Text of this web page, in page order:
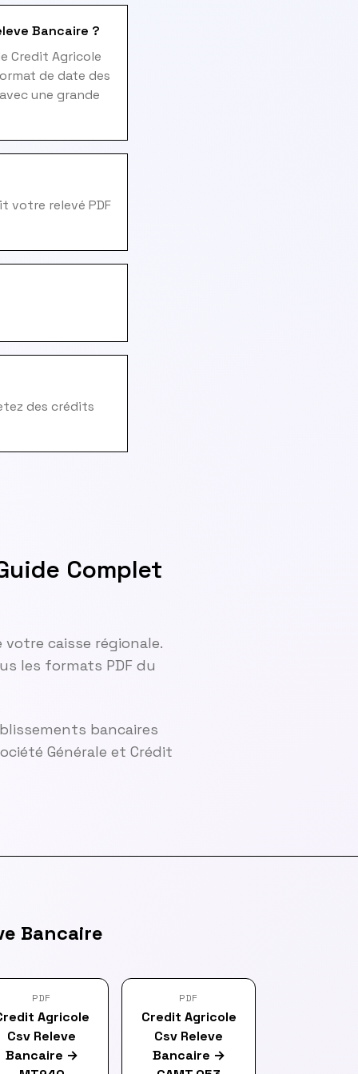
Bancaire ?
Credit Agricole
de date des
une grande
votre relevé PDF
des crédits
Complet
caisse régionale.
les formats PDF du
bancaires
Générale et Crédit
Bancaire
PDF
Agricole
Csv Releve
Bancaire →
PDF
Credit Agricole
Csv Releve
Bancaire →